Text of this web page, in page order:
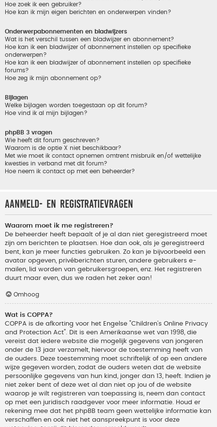
Hoe zoek ik een gebruiker?
Hoe kan ik mijn eigen berichten en onderwerpen vinden?
Onderwerpabonnementen en bladwijzers
Wat is het verschil tussen een bladwijzer en abonnement?
Hoe kan ik een bladwijzer of abonnement instellen op specifieke
onderwerpen?
Hoe kan ik een bladwijzer of abonnement instellen op specifieke
forums?
Hoe zeg ik mijn abonnement op?
Bijlagen
Welke bijlagen worden toegestaan op dit forum?
Hoe vind ik al mijn bijlagen?
phpBB 3 vragen
Wie heeft dit forum geschreven?
Waarom is de optie X niet beschikbaar?
Met wie moet ik contact opnemen omtrent misbruik en/of wettelijke
kwesties in verband met dit forum?
Hoe neem ik contact op met een beheerder?
Aanmeld- en registratievragen
Waarom moet ik me registreren?
De beheerder heeft bepaalt of je al dan niet geregistreerd moet
zijn om berichten te plaatsen. Hoe dan ook, als je geregistreerd
bent, kan je meer functies gebruiken. Zo kan je bijvoorbeeld een
avatar opgeven, privéberichten sturen, andere gebruikers e-
mailen, lid worden van gebruikersgroepen, enz. Het registreren
duurt maar even, dus we raden het zeker aan!
Omhoog
Wat is COPPA?
COPPA is de afkorting voor het Engelse "Children’s Online Privacy
and Protection Act". Dit is een Amerikaanse wet van 1998, die
vereist dat iedere website die mogelijk gegevens van jongeren
onder de 13 jaar verzamelt, hiervoor de toestemming heeft van
de ouders. Deze toestemming moet schriftelijk of op een andere
wijze gegeven worden, zodat de ouders weten dat de website
persoonlijke gegevens van hun kind, jonger dan 13, heeft. Indien je
niet zeker bent of deze wet al dan niet op jou of de website
waarop je wilt registreren van toepassing is, neem dan contact
op met een juridisch raadgever voor meer informatie. Houd er
rekening mee dat het phpBB team geen wettelijke informatie kan
verschaffen en ook niet het aanspreekpunt is voor deze